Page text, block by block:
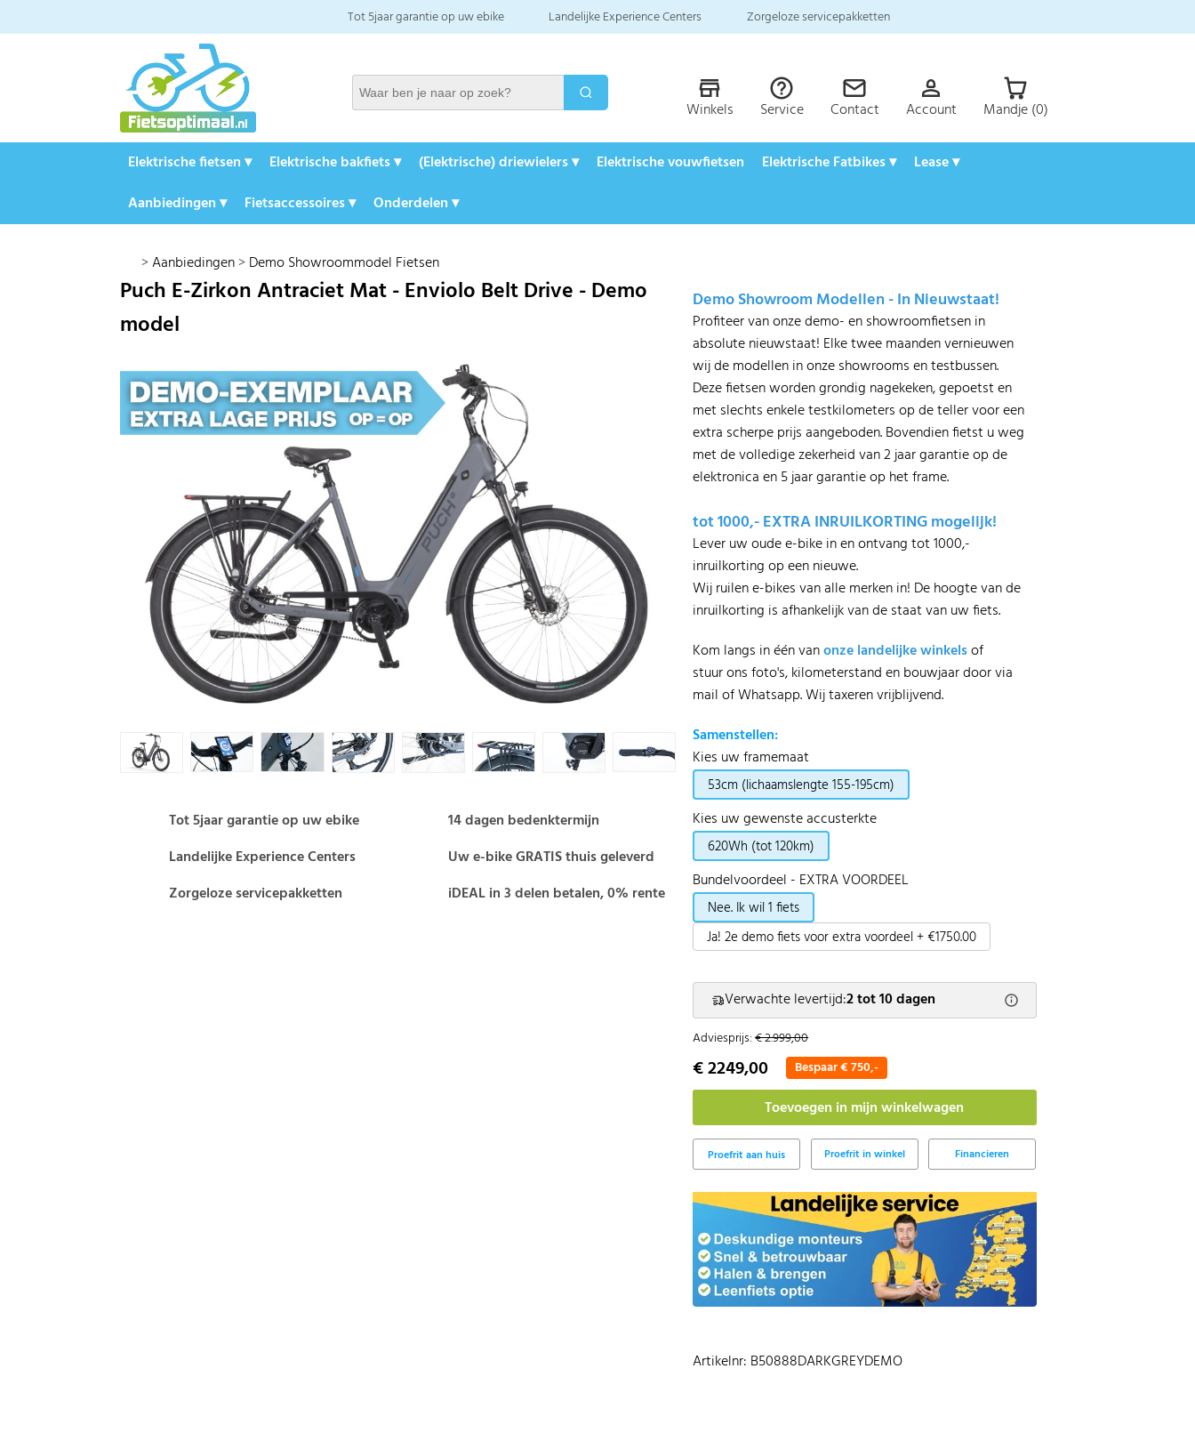
Tot 5jaar garantie op uw ebike Landelijke Experience Centers Zorgeloze servicepakketten
Winkels Service Contact Account Mandje (0)
Elektrische fietsen ▾ Elektrische bakfiets ▾ (Elektrische) driewielers ▾ Elektrische vouwfietsen Elektrische Fatbikes ▾
Lease ▾
Aanbiedingen ▾
Fietsaccessoires ▾ Onderdelen ▾
>Aanbiedingen>Demo Showroommodel Fietsen
Puch E-Zirkon Antraciet Mat - Enviolo Belt Drive - Demo
model
Tot 5jaar garantie op uw ebike
Landelijke Experience Centers
Zorgeloze servicepakketten
14 dagen bedenktermijn
Uw e-bike GRATIS thuis geleverd
iDEAL in 3 delen betalen, 0% rente
Demo Showroom Modellen - In Nieuwstaat!
Profiteer van onze demo- en showroomfietsen in
absolute nieuwstaat! Elke twee maanden vernieuwen
wij de modellen in onze showrooms en testbussen.
Deze fietsen worden grondig nagekeken, gepoetst en
met slechts enkele testkilometers op de teller voor een
extra scherpe prijs aangeboden. Bovendien fietst u weg
met de volledige zekerheid van 2 jaar garantie op de
elektronica en 5 jaar garantie op het frame.
tot 1000,- EXTRA INRUILKORTING mogelijk!
Lever uw oude e-bike in en ontvang tot 1000,-
inruilkorting op een nieuwe.
Wij ruilen e-bikes van alle merken in! De hoogte van de
inruilkorting is afhankelijk van de staat van uw fiets.
Kom langs in één vanonze landelijke winkelsof
stuur ons foto's, kilometerstand en bouwjaar door via
mail of Whatsapp. Wij taxeren vrijblijvend.
Samenstellen:
Kies uw framemaat
53cm (lichaamslengte 155-195cm)
Kies uw gewenste accusterkte
620Wh (tot 120km)
Bundelvoordeel - EXTRA VOORDEEL
Nee. Ik wil 1 fiets
Ja! 2e demo fiets voor extra voordeel + €1750.00
Verwachte levertijd:2 tot 10 dagen
Adviesprijs:€ 2.999,00
€ 2249,00 Bespaar € 750,-
Proefrit in winkel Financieren
Artikelnr: B50888DARKGREYDEMO